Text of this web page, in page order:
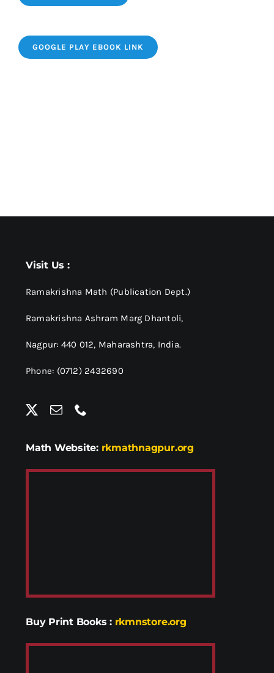
GOOGLE PLAY EBOOK LINK
Visit Us :
Ramakrishna Math (Publication Dept.)
Ramakrishna Ashram Marg Dhantoli,
Nagpur: 440 012, Maharashtra, India.
Phone: (0712) 2432690
Math Website: rkmathnagpur.org
Buy Print Books : rkmnstore.org